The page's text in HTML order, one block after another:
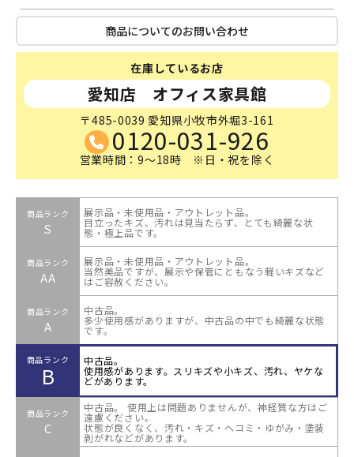
商品についてのお問い合わせ
在庫しているお店
愛知店 オフィス家具館
〒485-0039 愛知県小牧市外堀3-161
0120-031-926
営業時間：9～18時 ※日・祝を除く
商品ランク
S
展示品・未使用品・アウトレット品。
目立ったキズ、汚れは見当たらず、とても綺麗な状
態・極上品です。
商品ランク
AA
展示品・未使用品・アウトレット品。
当然美品ですが、展示や保管にともなう軽いキズなど
はご容赦ください。
商品ランク
A
中古品。
多少使用感がありますが、中古品の中でも綺麗な状態
です。
商品ランク
B
中古品。
使用感があります。スリキズや小キズ、汚れ、ヤケな
どがあります。
商品ランク
C
中古品。 使用上は問題ありませんが、神経質な方はご
遠慮ください。
状態が良くなく、汚れ・キズ・ヘコミ・ゆがみ・塗装
剥がれなどがあります。